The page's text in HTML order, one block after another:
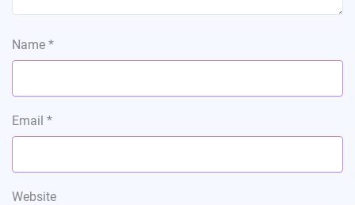
Name *
Email *
Website